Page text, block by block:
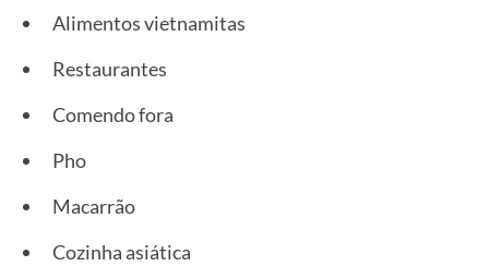
Alimentos vietnamitas
Restaurantes
Comendo fora
Pho
Macarrão
Cozinha asiática